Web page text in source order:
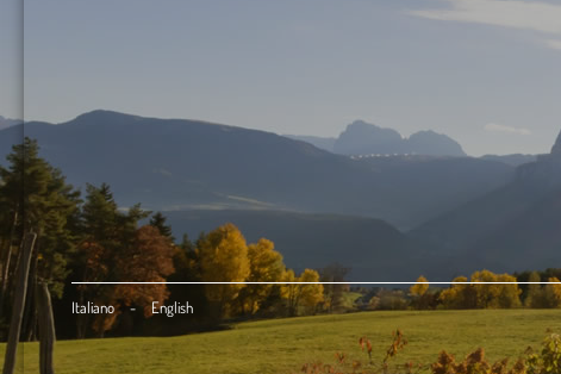
Italiano - English